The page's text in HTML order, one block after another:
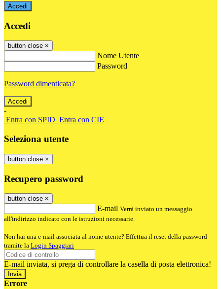
Accedi
Accedi
button close ×
Nome Utente
Password
Password dimenticata?
-
Entra con SPID Entra con CIE
Seleziona utente
button close ×
Recupero password
button close ×
E-mail Verrà inviato un messaggio
all'indirizzo indicato con le istruzioni necessarie.
Non hai una e-mail associata al nome utente? Effettua il reset della password
tramite la Login Spaggiari
E-mail inviata, si prega di controllare la casella di posta elettronica!
Errore